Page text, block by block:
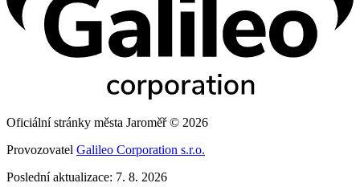
Oficiální stránky města Jaroměř © 2026
Provozovatel Galileo Corporation s.r.o.
Poslední aktualizace: 7. 8. 2026